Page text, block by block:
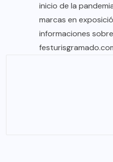
inicio de la
marcas en
informaciones